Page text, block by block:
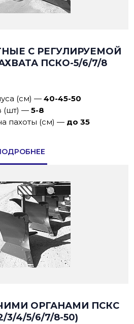
С РЕГУЛИРУЕМОЙ
ПСКО-5/6/7/8
(см) —40-45-50
(шт) —5-8
пахоты (см) — до 35
ОРГАНАМИ ПСКС
3/4/5/6/7/8-50)